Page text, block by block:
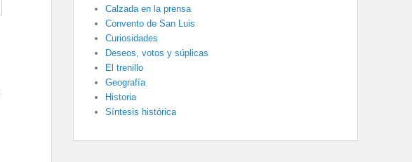
Calzada en la prensa
Convento de San Luis
Curiosidades
Deseos, votos y súplicas
El trenillo
Geografía
Historia
Síntesis histórica